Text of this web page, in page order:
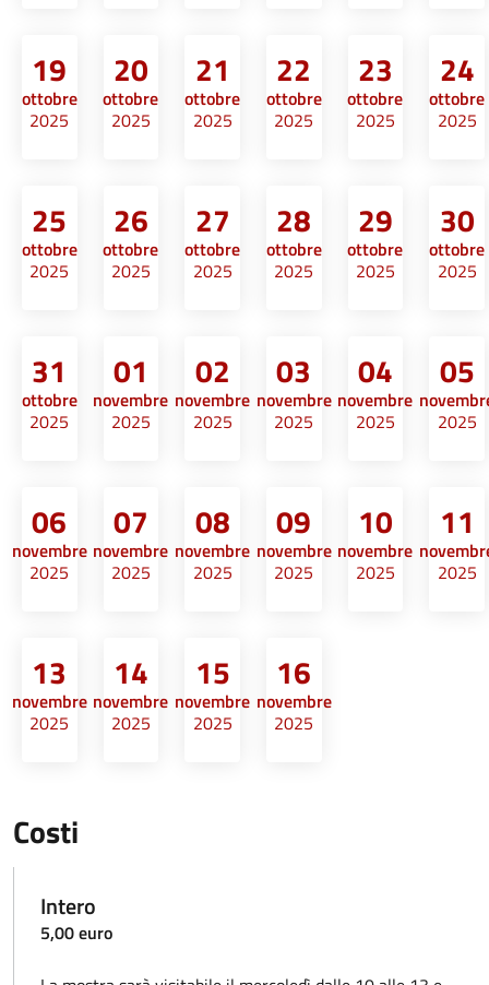
19
ottobre
2025
20
ottobre
2025
21
ottobre
2025
22
ottobre
2025
23
ottobre
2025
24
ottobre
2025
25
ottobre
2025
26
ottobre
2025
27
ottobre
2025
28
ottobre
2025
29
ottobre
2025
30
ottobre
2025
31
ottobre
2025
01
novembre
2025
02
novembre
2025
03
novembre
2025
04
novembre
2025
05
2025
06
novembre
2025
07
novembre
2025
08
novembre
2025
09
novembre
2025
10
novembre
2025
11
2025
13
novembre
2025
14
novembre
2025
15
novembre
2025
16
novembre
2025
Costi
Intero
5,00 euro